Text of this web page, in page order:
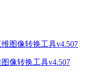
像转换工具v4.507